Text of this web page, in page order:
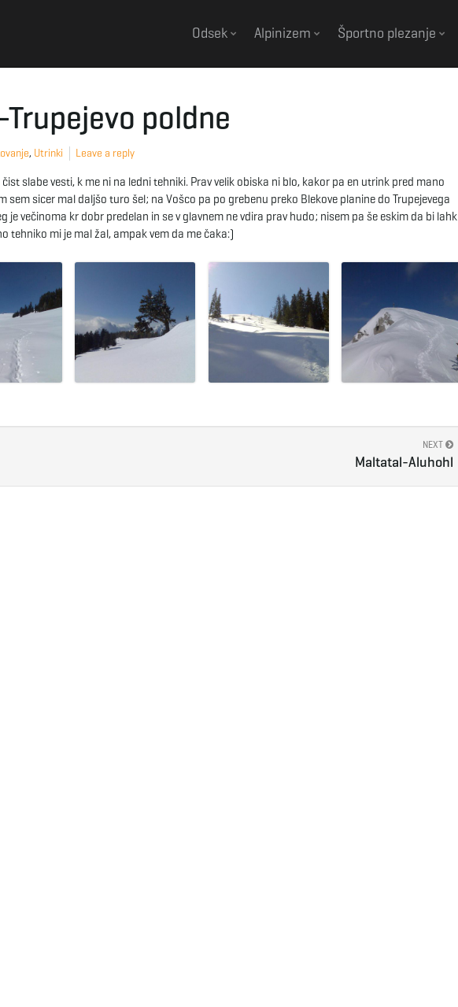
Odsek Alpinizem Športno plezanje
poldne
, Utrinki Leave a reply
slabe vesti, k me ni na ledni tehniki. Prav velik obiska ni blo, kakor pa en utrink pred mano
sem sicer mal daljšo turo šel; na Vošco pa po grebenu preko Blekove planine do Trupejevega
je večinoma kr dobr predelan in se v glavnem ne vdira prav hudo; nisem pa še eskim da bi lahk
tehniko mi je mal žal, ampak vem da me čaka:)
NEXT
Maltatal-Aluhohl